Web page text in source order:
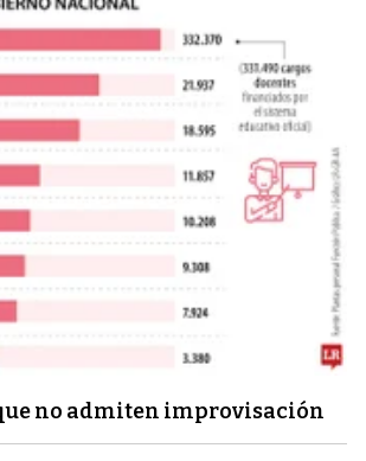
no admiten improvisación